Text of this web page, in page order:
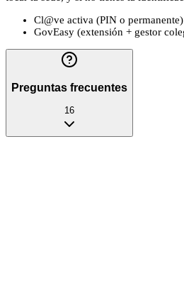
Cl@ve activa (PIN o permanente)
GovEasy (extensión + gestor
Preguntas frecuentes
16